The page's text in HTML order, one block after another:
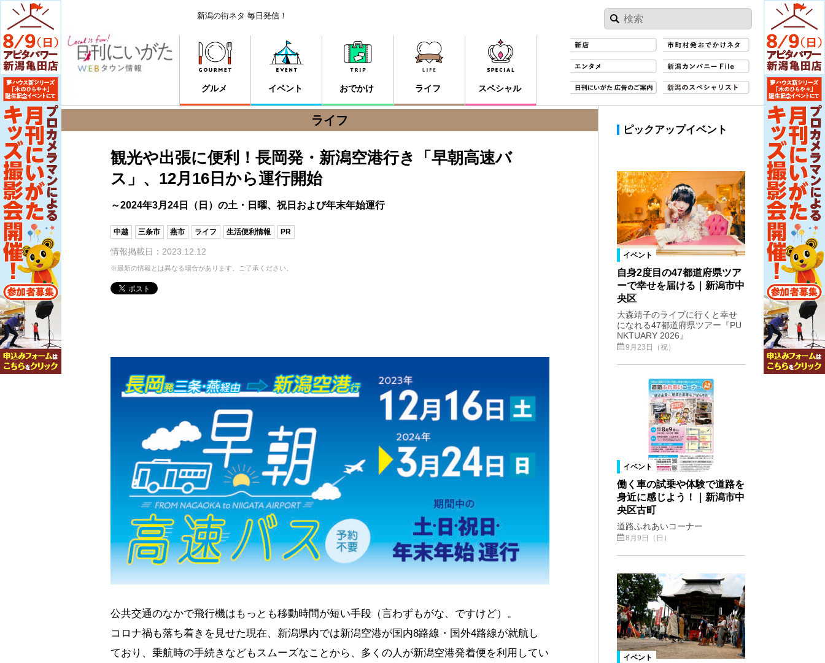
新潟の街ネタ 毎日発信！
グルメ イベント おでかけ ライフ スペシャル
ライフ
観光や出張に便利！長岡発・新潟空港行き「早朝高速バ
ス」、12月16日から運行開始
～2024年3月24日（日）の土・日曜、祝日および年末年始運行
中越 三条市 燕市 ライフ 生活便利情報 PR
情報掲載日：2023.12.12
※最新の情報とは異なる場合があります。ご了承ください。
公共交通のなかで飛行機はもっとも移動時間が短い手段（言わずもがな、ですけど）。
コロナ禍も落ち着きを見せた現在、新潟県内では新潟空港が国内8路線・国外4路線が就航し
ており、乗航時の手続きなどもスムーズなことから、多くの人が新潟空港発着便を利用してい
ピックアップイベント
イベント
自身2度目の47都道府県ツア
ーで幸せを届ける｜新潟市中
央区
大森靖子のライブに行くと幸せ
になれる47都道府県ツアー『PU
NKTUARY 2026』
9月23日（祝）
イベント
働く車の試乗や体験で道路を
身近に感じよう！｜新潟市中
央区古町
道路ふれあいコーナー
8月9日（日）
イベント